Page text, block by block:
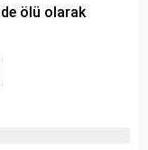
ölü olarak